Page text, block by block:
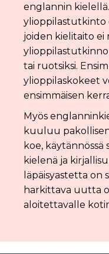
englannin
ylioppilastutkinto
joiden kielitaito
tai ruotsiksi.
ylioppilaskokeet
ensimmäisen
Myös
kuuluu
koe, käytännössä
kielenä ja
läpäisyastetta on
harkittava uutta
aloitettavalle